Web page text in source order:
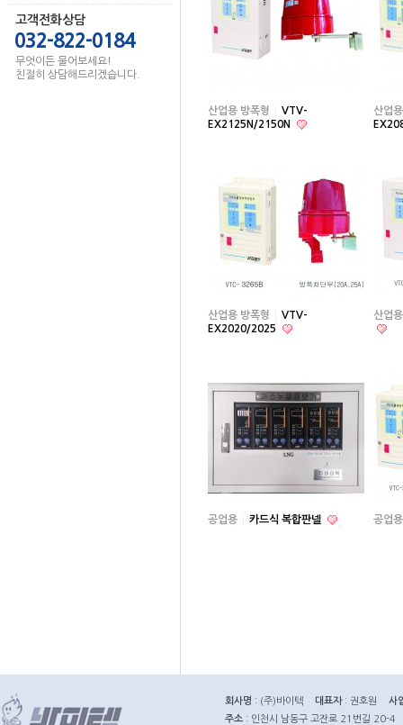
고객전화상담
032-822-0184
무엇이든 물어보세요!
친절히 상담해드리겠습니다.
산업용 방폭형
VTV-
EX2125N/2150N
산업
산업용 방폭형
VTV-
EX2020/2025
산업용
공업용 카드식 복합판넬 공업용
회사명 : (주)바이텍 대표자: 권호원
사
주소 : 인천시 남동구 고잔로 21번길 20-4